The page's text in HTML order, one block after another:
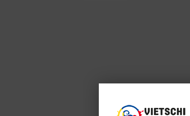
System maschinell nach allen gängigen